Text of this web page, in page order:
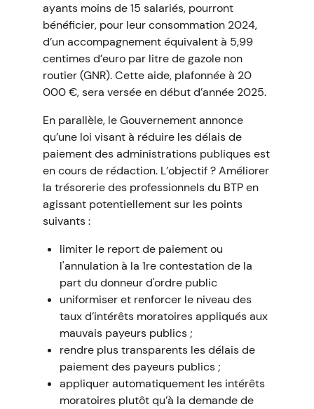
ayants moins de 15 salariés, pourront
bénéficier, pour leur consommation 2024,
d’un accompagnement équivalent à 5,99
centimes d’euro par litre de gazole non
routier (GNR). Cette aide, plafonnée à 20
000 €, sera versée en début d’année 2025.
En parallèle, le Gouvernement annonce
qu’une loi visant à réduire les délais de
paiement des administrations publiques est
en cours de rédaction. L’objectif ? Améliorer
la trésorerie des professionnels du BTP en
agissant potentiellement sur les points
suivants :
limiter le report de paiement ou
l'annulation à la 1re contestation de la
part du donneur d'ordre public
uniformiser et renforcer le niveau des
taux d’intérêts moratoires appliqués aux
mauvais payeurs publics ;
rendre plus transparents les délais de
paiement des payeurs publics ;
appliquer automatiquement les intérêts
moratoires plutôt qu’à la demande de